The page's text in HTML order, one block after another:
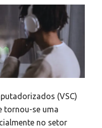
(VSC)
tornou-se uma
no setor